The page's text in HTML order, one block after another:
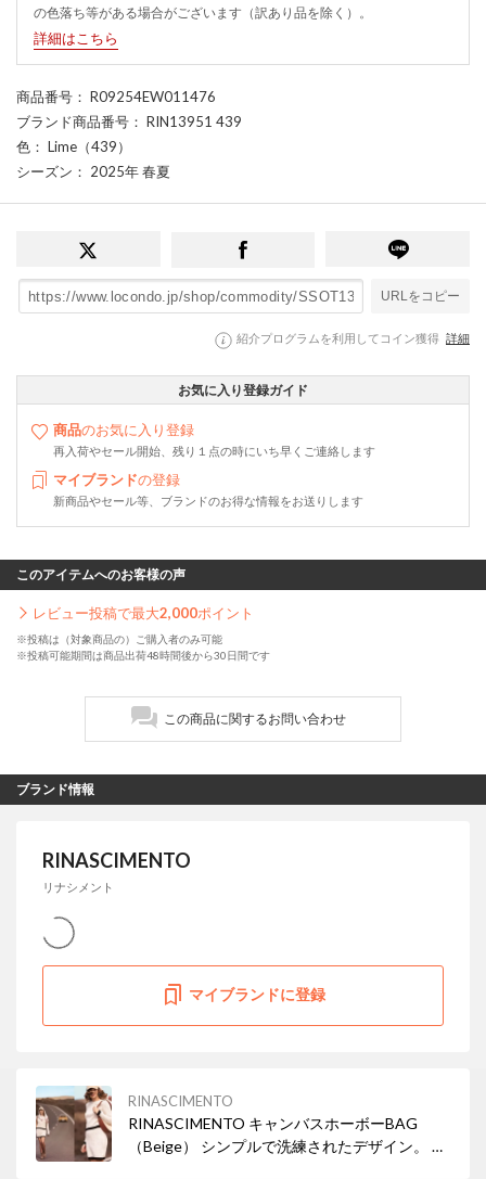
の色落ち等がある場合がございます（訳あり品を除く）。
詳細はこちら
商品番号 ： R09254EW011476
ブランド商品番号 ： RIN13951 439
色 ： Lime（439）
シーズン ： 2025年 春夏
URLをコピー
紹介プログラムを利用してコイン獲得 詳細
お気に入り登録ガイド
商品のお気に入り登録
再入荷やセール開始、残り１点の時にいち早くご連絡します
マイブランドの登録
新商品やセール等、ブランドのお得な情報をお送りします
このアイテムへのお客様の声
レビュー投稿で最大2,000ポイント
※投稿は（対象商品の）ご購入者のみ可能
※投稿可能期間は商品出荷48時間後から30日間です
この商品に関するお問い合わせ
ブランド情報
RINASCIMENTO
リナシメント
マイブランドに登録
RINASCIMENTO
RINASCIMENTO キャンバスホーボーBAG
（Beige） シンプルで洗練されたデザイン。 お